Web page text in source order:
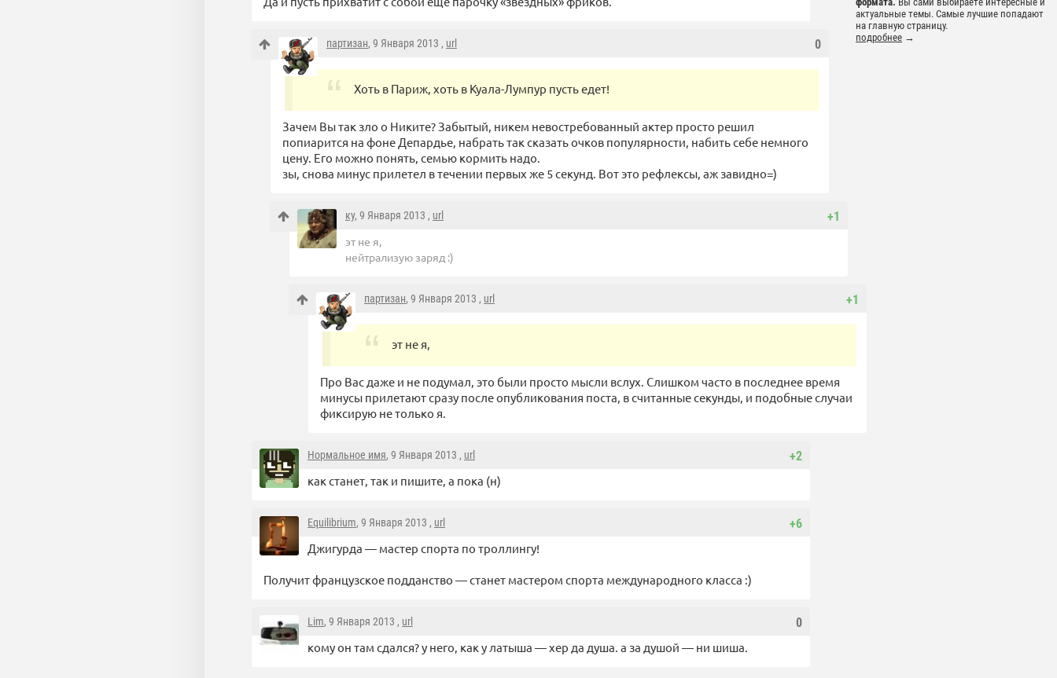
актуальные темы. Самые лучшие попадают
на главную страницу.
подробнее →
0
партизан, 9 Января 2013 , url
Хоть в Париж, хоть в Куала-Лумпур пусть едет!
Зачем Вы так зло о Никите? Забытый, никем невостребованный актер просто решил
попиарится на фоне Депардье, набрать так сказать очков популярности, набить себе немного
цену. Его можно понять, семью кормить надо.
зы, снова минус прилетел в течении первых же 5 секунд. Вот это рефлексы, аж завидно=)
+1
ку, 9 Января 2013 , url
эт не я,
нейтрализую заряд :)
+1
партизан, 9 Января 2013 , url
эт не я,
Про Вас даже и не подумал, это были просто мысли вслух. Слишком часто в последнее время
минусы прилетают сразу после опубликования поста, в считанные секунды, и подобные случаи
фиксирую не только я.
+2
Нормальное имя, 9 Января 2013 , url
как станет, так и пишите, а пока (н)
+6
Equilibrium, 9 Января 2013 , url
Джигурда — мастер спорта по троллингу!
Получит французское подданство — станет мастером спорта международного класса :)
0
Lim, 9 Января 2013 , url
кому он там сдался? у него, как у латыша — хер да душа. а за душой — ни шиша.